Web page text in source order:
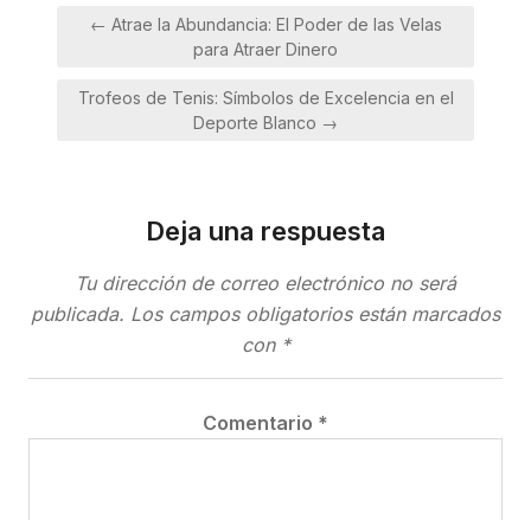
Navegación
← Atrae la Abundancia: El Poder de las Velas
para Atraer Dinero
Trofeos de Tenis: Símbolos de Excelencia en el
Deporte Blanco →
Deja una respuesta
Tu dirección de correo electrónico no será
publicada. Los campos obligatorios están marcados
con *
Comentario *